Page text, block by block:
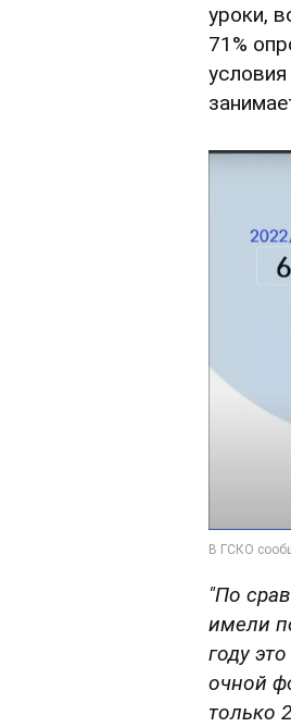
уроки,
71%
"По
имели
году
очной
только